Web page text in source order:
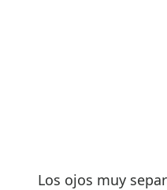
Los ojos muy